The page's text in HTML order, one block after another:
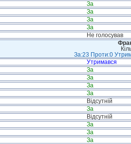
За
За
За
За
Не голосував
За:23 Проти:0
Утримався
За
За
За
За
Відсутній
За
Відсутній
За
За
За